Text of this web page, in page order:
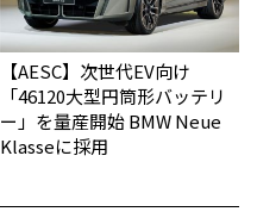
【AESC】次世代EV向け
「46120大型円筒形バッテリ
ー」を量産開始 BMW Neue
Klasseに採用